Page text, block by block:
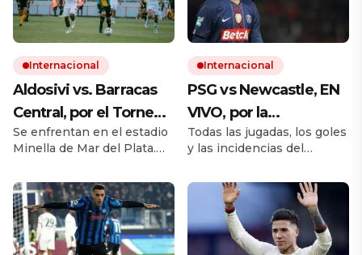
Internacional
Aldosivi vs. Barracas
Central, por el Torneo
Apertura, EN VIVO:
seguí el minuto a
minuto
Se enfrentan en el estadio
Minella de Mar del Plata.
primera victoria en el año.
El minuto a minuto del
encuentro en La Feliz.
Internacional
PSG vs Newcastle, EN
VIVO, por la
Champions League
2025/2026: seguí el
minuto a minuto
Todas las jugadas, los goles
y las incidencias del
tabla de posiciones con los
18 encuentros simultáneos.
Quién clasifica a la
siguiente fase de la
Champions League.